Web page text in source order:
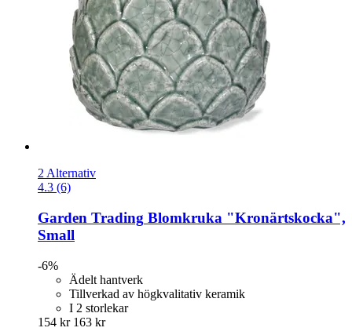
2 Alternativ
4.3 (6)
Garden Trading Blomkruka "Kronärtskocka",
Small
-6%
Ädelt hantverk
Tillverkad av högkvalitativ keramik
I 2 storlekar
154 kr 163 kr